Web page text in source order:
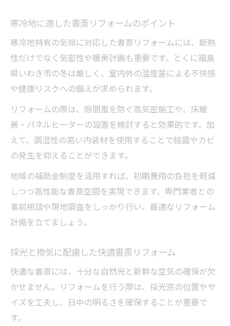
寒冷地に適した書斎リフォームのポイント
寒冷地特有の気候に対応した書斎リフォームには、断熱
性だけでなく気密性や暖房計画も重要です。とくに福島
県いわき市の冬は厳しく、室内外の温度差による不快感
や健康リスクへの備えが求められます。
リフォームの際は、隙間風を防ぐ高気密施工や、床暖
房・パネルヒーターの設置を検討すると効果的です。加
えて、調湿性の高い内装材を使用することで結露やカビ
の発生を抑えることができます。
地域の補助金制度を活用すれば、初期費用の負担を軽減
しつつ高性能な書斎空間を実現できます。専門業者との
事前相談や現地調査をしっかり行い、最適なリフォーム
計画を立てましょう。
採光と換気に配慮した快適書斎リフォーム
快適な書斎には、十分な自然光と新鮮な空気の確保が欠
かせません。リフォームを行う際は、採光窓の位置やサ
イズを工夫し、日中の明るさを確保することが重要で
す。